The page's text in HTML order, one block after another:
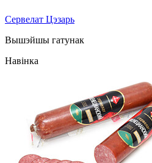
Сервелат Цэзарь
Вышэйшы гатунак
Навінка